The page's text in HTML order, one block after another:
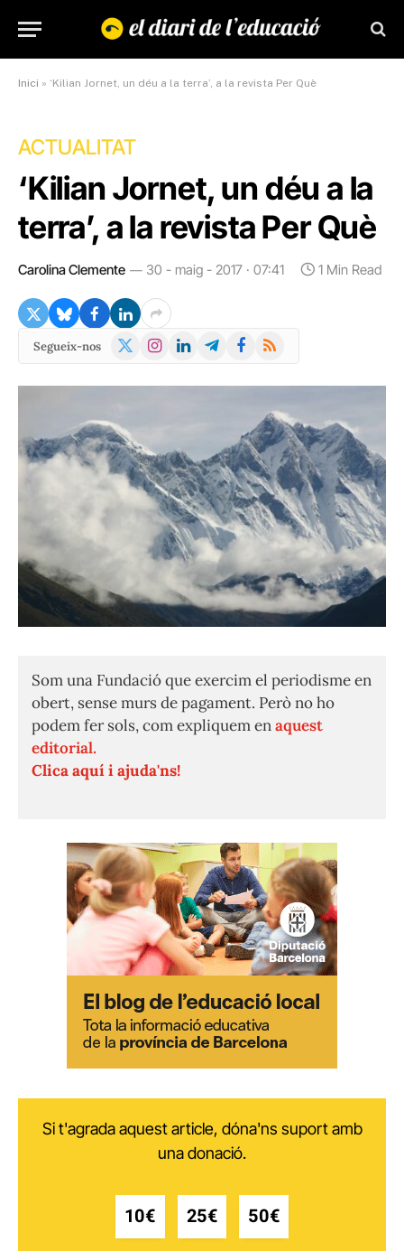
Inici » ‘Kilian Jornet, un déu a la terra’, a la revista Per Què
ACTUALITAT
‘Kilian Jornet, un déu a la
terra’, a la revista Per Què
Carolina Clemente 30 - maig - 2017 · 07:41 1 Min Read
Segueix-nos
X
Instagram
LinkedInTelegramFacebook
RSS
Som una Fundació que exercim el periodisme en
obert, sense murs de pagament. Però no ho
podem fer sols, com expliquem enaquest
editorial.
Clica aquí i ajuda'ns!
Si t'agrada aquest article, dóna'ns suport amb
una donació.
10€ 25€ 50€